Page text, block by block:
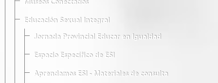
Museos Conectados
Educación Sexual Integral
Jornada Provincial Educar en Igualdad
Espacio Específico de ESI
Aprendamos ESI - Materiales de consulta